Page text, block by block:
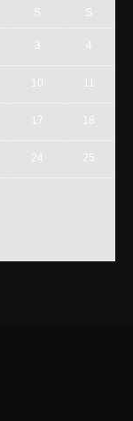
S S
3
10 11
17 18
24 25